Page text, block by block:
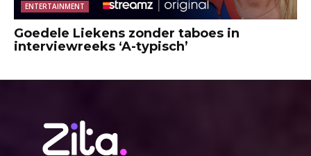
ENTERTAINMENT
Goedele Liekens zonder taboes in
interviewreeks ‘A-typisch’